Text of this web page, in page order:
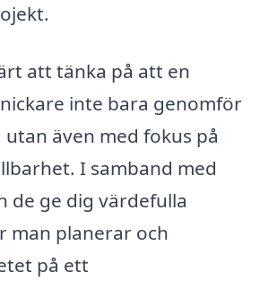
att tänka på att en
inte bara genomför
även med fokus på
I samband med
de ge dig värdefulla
man planerar och
på ett